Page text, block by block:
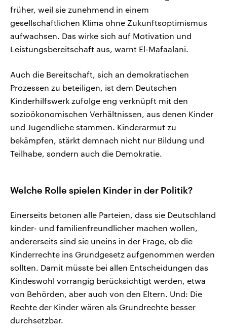
früher, weil sie zunehmend in einem
gesellschaftlichen Klima ohne Zukunftsoptimismus
aufwachsen. Das wirke sich auf Motivation und
Leistungsbereitschaft aus, warnt El-Mafaalani.
Auch die Bereitschaft, sich an demokratischen
Prozessen zu beteiligen, ist dem Deutschen
Kinderhilfswerk zufolge eng verknüpft mit den
sozioökonomischen Verhältnissen, aus denen Kinder
und Jugendliche stammen. Kinderarmut zu
bekämpfen, stärkt demnach nicht nur Bildung und
Teilhabe, sondern auch die Demokratie.
Welche Rolle spielen Kinder in der Politik?
Einerseits betonen alle Parteien, dass sie Deutschland
kinder- und familienfreundlicher machen wollen,
andererseits sind sie uneins in der Frage, ob die
Kinderrechte ins Grundgesetz aufgenommen werden
sollten. Damit müsste bei allen Entscheidungen das
Kindeswohl vorrangig berücksichtigt werden, etwa
von Behörden, aber auch von den Eltern. Und: Die
Rechte der Kinder wären als Grundrechte besser
durchsetzbar.